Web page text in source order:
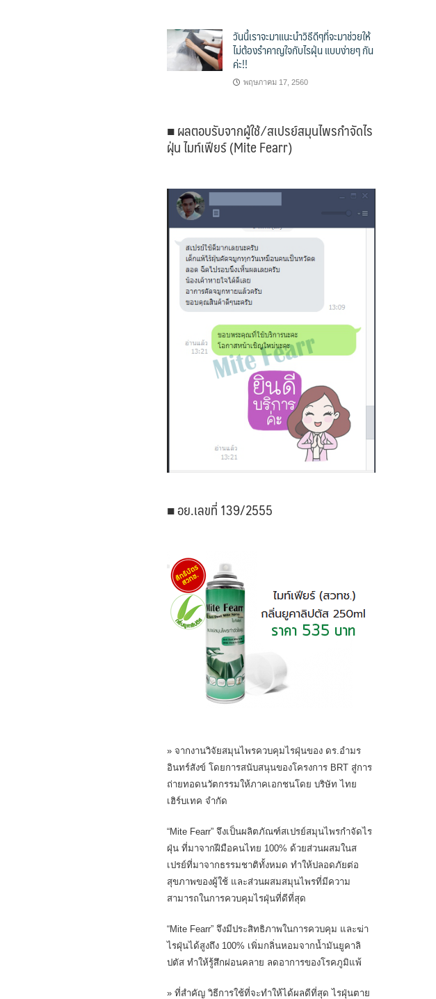
วันนี้เราจะมาแนะนำวิธีดีๆที่จะมาช่วยให้
ไม่ต้องรำคาญใจกับไรฝุ่น แบบง่ายๆ กัน
ค่ะ!!
พฤษภาคม 17, 2560
■ ผลตอบรับจากผู้ใช้ ⁄ สเปรย์สมุนไพรกำจัดไร
ฝุ่น ไมท์เฟียร์ (Mite Fearr)
■ อย.เลขที่ 139/2555
» จากงานวิจัยสมุนไพรควบคุมไรฝุ่นของ ดร.อำมร
อินทร์สังข์ โดยการสนับสนุนของโครงการ BRT สู่การ
ถ่ายทอดนวัตกรรมให้ภาคเอกชนโดย บริษัท ไทย
เฮิร์บเทค จำกัด
“Mite Fearr” จึงเป็นผลิตภัณฑ์สเปรย์สมุนไพรกำจัดไร
ฝุ่น ที่มาจากฝีมือคนไทย 100% ด้วยส่วนผสมในส
เปรย์ที่มาจากธรรมชาติทั้งหมด ทำให้ปลอดภัยต่อ
สุขภาพของผู้ใช้ และส่วนผสมสมุนไพรที่มีความ
สามารถในการควบคุมไรฝุ่นที่ดีที่สุด
“Mite Fearr” จึงมีประสิทธิภาพในการควบคุม และฆ่า
ไรฝุ่นได้สูงถึง 100% เพิ่มกลิ่นหอมจากน้ำมันยูคาลิ
ปตัส ทำให้รู้สึกผ่อนคลาย ลดอาการของโรคภูมิแพ้
» ที่สำคัญ วิธีการใช้ที่จะทำให้ได้ผลดีที่สุด ไรฝุ่นตาย